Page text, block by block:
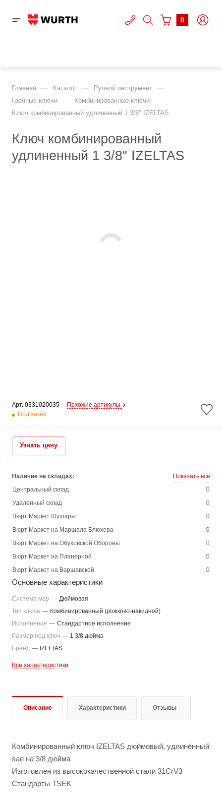
0
Главная — Каталог — Ручной инструмент —
Гаечные ключи — Комбинированные ключи —
Ключ комбинированный удлиненный 1 3/8" IZELTAS
Ключ комбинированный
удлиненный 1 3/8" IZELTAS
Арт. 0331020035
Похожие артикулы
Под заказ
Узнать цену
Наличие на складах:
Показать все
Центральный склад
0
Удаленный склад
0
Вюрт Маркет Шушары
0
Вюрт Маркет на Маршала Блюхера
0
Вюрт Маркет на Обуховской Обороны
0
Вюрт Маркет на Планерной
0
Вюрт Маркет на Варшавской
0
Основные характеристики
Система мер — Дюймовая
Тип ключа — Комбинированный (рожково-накидной)
Исполнение — Стандартное исполнение
Размер под ключ — 1 3/8 дюйма
Бренд — IZELTAS
Все характеристики
Описание Характеристики Отзывы
Комбинированный ключ IZELTAS дюймовый, удлинённый
sae на 3/8 дюйма
Изготовлен из высококачественной стали 31CrV3
Стандарты TSEK